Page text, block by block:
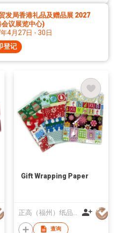
发局香港礼品及赠品展 2027
议展览中心)
4月27日 - 30日
登记
Gift Wrapping Paper
查询